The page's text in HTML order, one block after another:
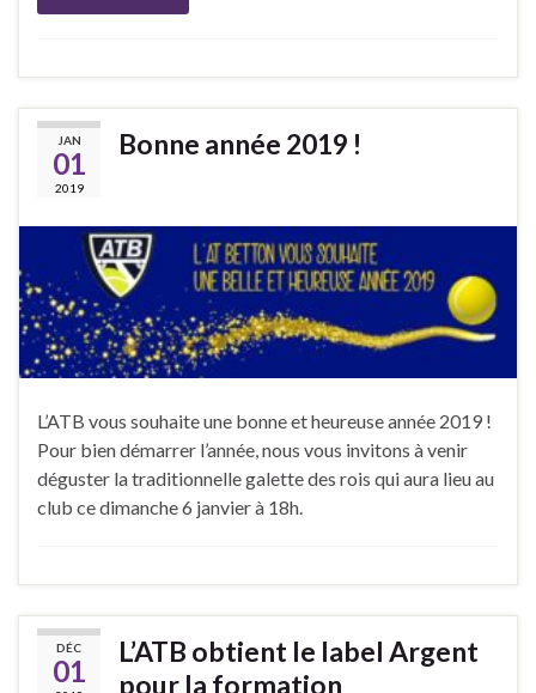
JAN
01
2019
Bonne année 2019 !
L’ATB vous souhaite une bonne et heureuse année 2019 !
Pour bien démarrer l’année, nous vous invitons à venir
déguster la traditionnelle galette des rois qui aura lieu au
club ce dimanche 6 janvier à 18h.
DÉC
01
L’ATB obtient le label Argent
pour la formation